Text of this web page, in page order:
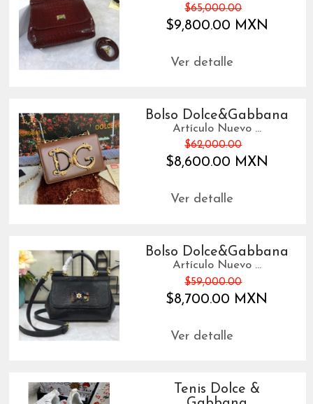
$65,000.00
$9,800.00 MXN
Ver detalle
Bolso Dolce&Gabbana
Artículo Nuevo ...
$62,000.00
$8,600.00 MXN
Ver detalle
Bolso Dolce&Gabbana
Artículo Nuevo ...
$59,000.00
$8,700.00 MXN
Ver detalle
Tenis Dolce &